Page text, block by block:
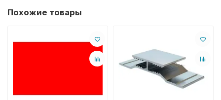
Похожие товары